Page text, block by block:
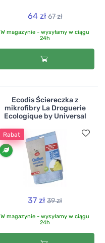
64 zł 67 zł
W magazynie - wysyłamy w ciągu
24h
Ecodis Ściereczka z
mikrofibry La Droguerie
Ecologique by Universal
Rabat
37 zł 39 zł
W magazynie - wysyłamy w ciągu
24h